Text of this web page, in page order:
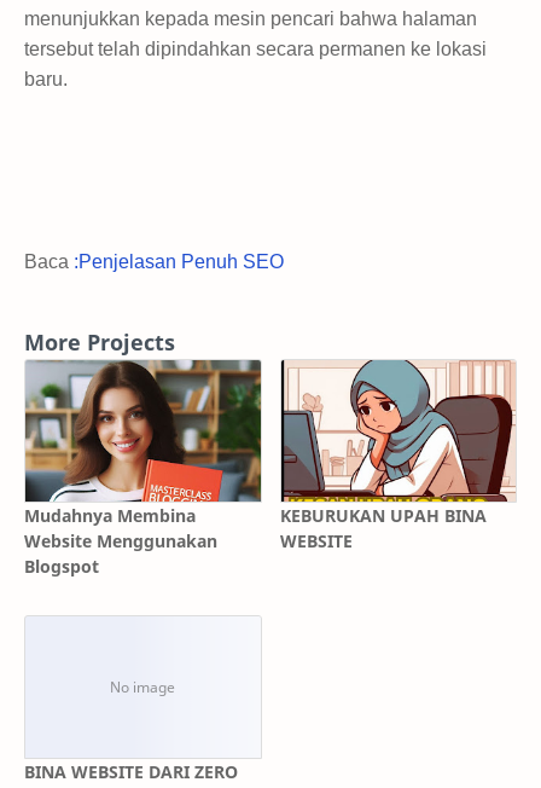
menunjukkan kepada mesin pencari bahwa halaman
tersebut telah dipindahkan secara permanen ke lokasi
baru.
Baca :Penjelasan Penuh SEO
More Projects
Mudahnya Membina
Website Menggunakan
Blogspot
KEBURUKAN UPAH BINA
WEBSITE
BINA WEBSITE DARI ZERO